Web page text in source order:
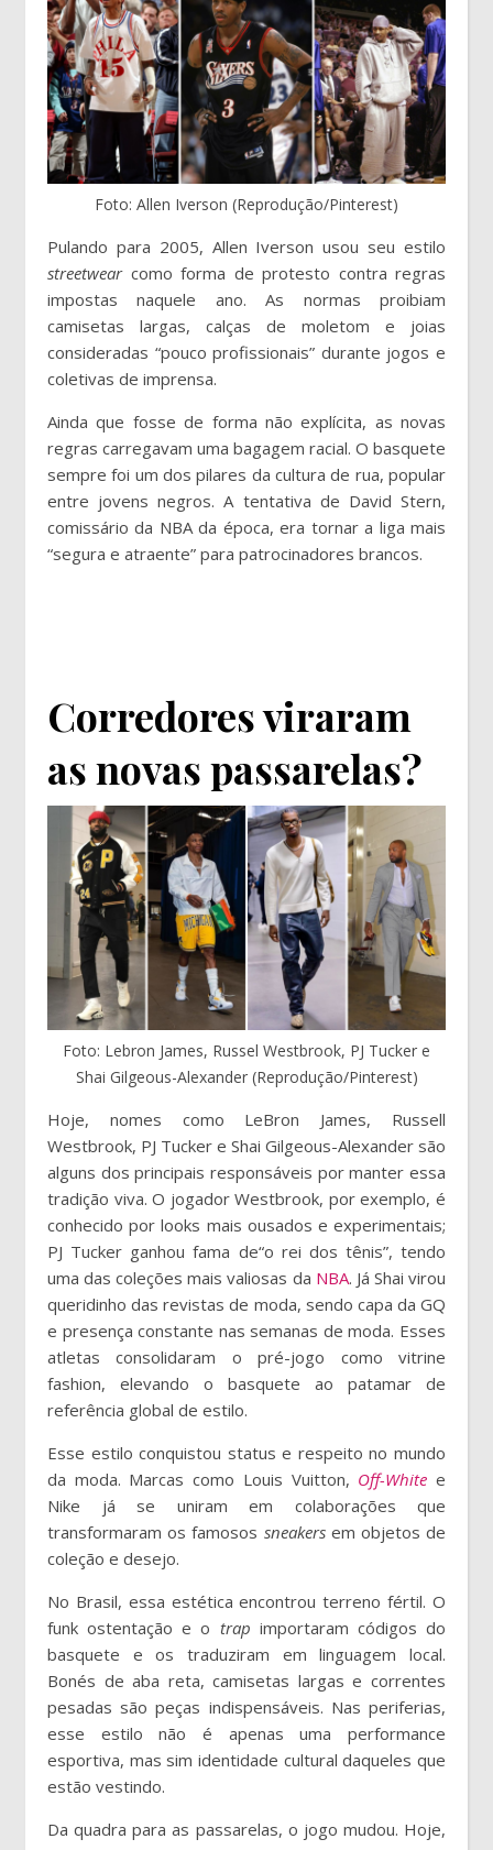
Foto: Allen Iverson (Reprodução/Pinterest)
Pulando para 2005, Allen Iverson usou seu estilo
streetwear como forma de protesto contra regras
impostas naquele ano. As normas proibiam
camisetas largas, calças de moletom e joias
consideradas “pouco profissionais” durante jogos e
coletivas de imprensa.
Ainda que fosse de forma não explícita, as novas
regras carregavam uma bagagem racial. O basquete
sempre foi um dos pilares da cultura de rua, popular
entre jovens negros. A tentativa de David Stern,
comissário da NBA da época, era tornar a liga mais
“segura e atraente” para patrocinadores brancos.
Corredores viraram
as novas passarelas?
Foto: Lebron James, Russel Westbrook, PJ Tucker e
Shai Gilgeous-Alexander (Reprodução/Pinterest)
Hoje, nomes como LeBron James, Russell
Westbrook, PJ Tucker e Shai Gilgeous-Alexander são
alguns dos principais responsáveis por manter essa
tradição viva. O jogador Westbrook, por exemplo, é
conhecido por looks mais ousados e experimentais;
PJ Tucker ganhou fama de“o rei dos tênis”, tendo
uma das coleções mais valiosas da NBA. Já Shai virou
queridinho das revistas de moda, sendo capa da GQ
e presença constante nas semanas de moda. Esses
atletas consolidaram o pré-jogo como vitrine
fashion, elevando o basquete ao patamar de
referência global de estilo.
Esse estilo conquistou status e respeito no mundo
da moda. Marcas como Louis Vuitton, Off-White e
Nike já se uniram em colaborações que
transformaram os famosos sneakers em objetos de
coleção e desejo.
No Brasil, essa estética encontrou terreno fértil. O
funk ostentação e o trap importaram códigos do
basquete e os traduziram em linguagem local.
Bonés de aba reta, camisetas largas e correntes
pesadas são peças indispensáveis. Nas periferias,
esse estilo não é apenas uma performance
esportiva, mas sim identidade cultural daqueles que
estão vestindo.
Da quadra para as passarelas, o jogo mudou. Hoje,